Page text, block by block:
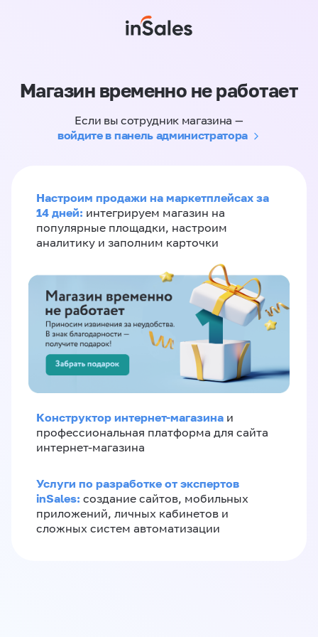
Магазин временно не работает
Если вы сотрудник магазина —
войдите в панель администратора
Настроим продажи на маркетплейсах за
14 дней: интегрируем магазин на
популярные площадки, настроим
аналитику и заполним карточки
Конструктор интернет-магазина и
профессиональная платформа для сайта
интернет-магазина
Услуги по разработке от экспертов
inSales: создание сайтов, мобильных
приложений, личных кабинетов и
сложных систем автоматизации